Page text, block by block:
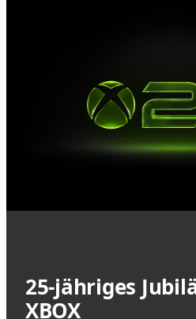
25-jähriges
XBOX